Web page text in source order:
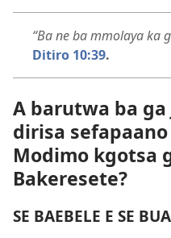
“Ba ne ba mmolaya ka
Ditiro 10:39.
A barutwa ba ga
dirisa
Modimo kgotsa
Bakeresete?
SE BAEBELE E SE